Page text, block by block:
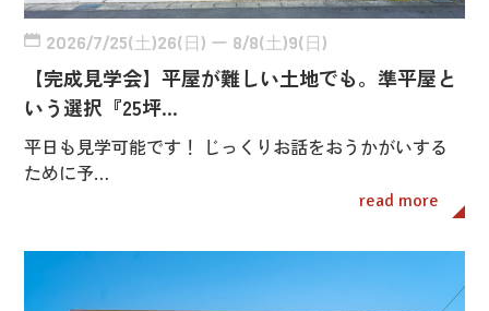
2026/7/25(土)26(日) ー 8/8(土)9(日)
【完成見学会】平屋が難しい土地でも。準平屋と
いう選択『25坪…
平日も見学可能です！ じっくりお話をおうかがいする
ために予…
read more